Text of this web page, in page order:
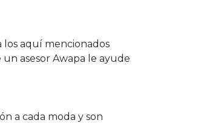
los aquí mencionados
un asesor Awapa le ayude
a cada moda y son